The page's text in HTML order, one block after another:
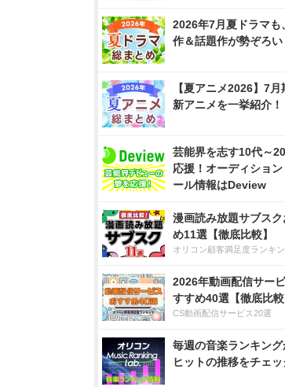
2026年7月夏ドラマも
作＆話題作が勢ぞろい
【夏アニメ2026】7月
新アニメを一挙紹介！
芸能界を志す10代～
応援！オーディション
ール情報はDeview
漫画読み放題サブス
め11選【徹底比較】
オリコン顧客満足度ランキ
2026年動画配信サー
すすめ40選【徹底比較
CS動画配信サービス20選
毎週の音楽ランキング
ヒットの推移をチェッ